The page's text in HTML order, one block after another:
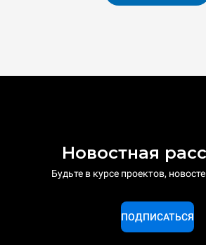
Новостная
Будьте в курсе проектов,
ПОДПИСАТЬСЯ